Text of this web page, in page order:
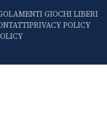
GIOCHI LIBERI
PRIVACY POLICY